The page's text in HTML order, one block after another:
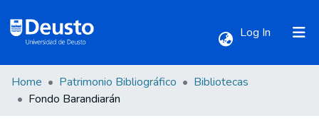
Log In (current)
Communities & Collections
Home Patrimonio Bibliográfico
Bibliotecas
Fondo Barandiarán